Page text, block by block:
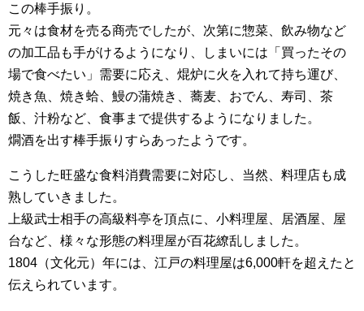
この棒手振り。
元々は食材を売る商売でしたが、次第に惣菜、飲み物など
の加工品 も手がけるようになり、しまいには「 買ったその
場で食べたい」需要に応え、 焜炉に火を入れて持ち運び、
焼き魚、焼き蛤、鰻の蒲焼き、蕎麦、おでん、 寿司、 茶
飯、 汁粉など、 食事まで提供するようになりました。
燗酒を出す棒手振りすらあったようです。
こうした旺盛な食料消費需要に対応し、当然、料理店も成
熟していきました。
上級武士相手の高級料亭を頂点に、小料理屋、居酒屋、屋
台など、様々な形態の料理屋が百花繚乱しました。
1804（文化元）年には、江戸の料理屋は6,000軒を超えたと
伝えられています。